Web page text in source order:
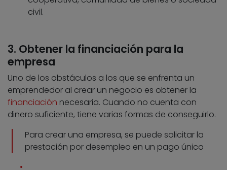
civil.
3. Obtener la financiación para la
empresa
Uno de los obstáculos a los que se enfrenta un
emprendedor al crear un negocio es obtener la
financiación necesaria. Cuando no cuenta con
dinero suficiente, tiene varias formas de conseguirlo.
Para crear una empresa, se puede solicitar la
prestación por desempleo en un pago único